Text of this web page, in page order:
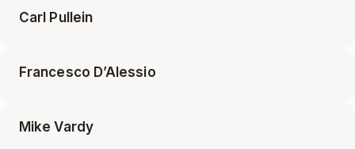
Carl Pullein
Todoist m'a permis de créer deux entreprises
Coach en productivité et en gestion du temps
Francesco D’Alessio
Todoist est la première chose que j'ouvre le
Mike Vardy